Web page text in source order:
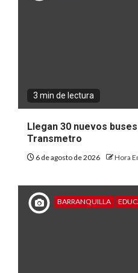
3 min de lectura
Llegan 30 nuevos
Transmetro
6 de agosto de 2026 Hora
BARRANQUILLA